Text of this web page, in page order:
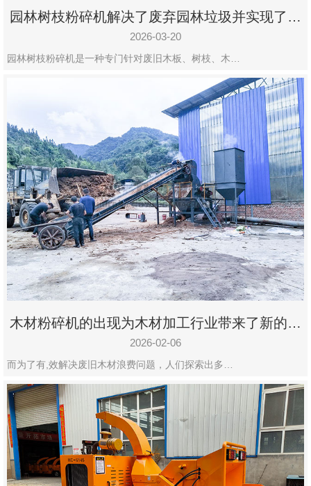
园林树枝粉碎机解决了废弃园林垃圾并实现了再
利用
2026-03-20
园林树枝粉碎机是一种专门针对废旧木板、树枝、木…
木材粉碎机的出现为木材加工行业带来了新的变
化
2026-02-06
而为了有,效解决废旧木材浪费问题，人们探索出多…